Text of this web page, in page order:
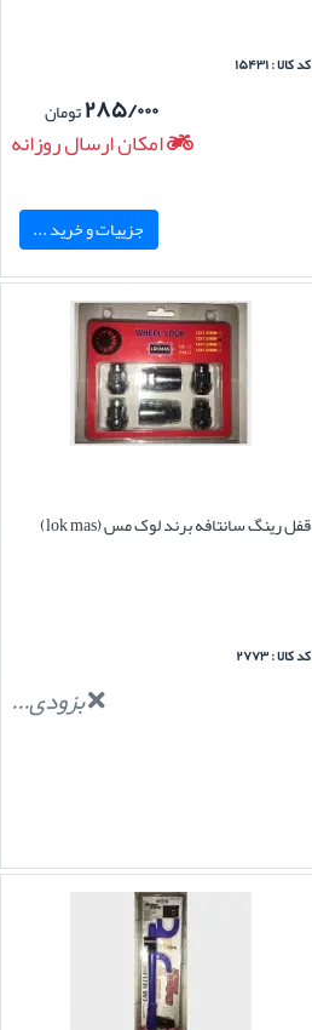
کد کالا : ۱۵۴۳۱
۲۸۵/۰۰۰تومان
امکان ارسال روزانه
جزییات و خرید ...
قفل رینگ سانتافه برند لوک مس (lok mas)
کد کالا : ۲۷۷۳
بزودی...